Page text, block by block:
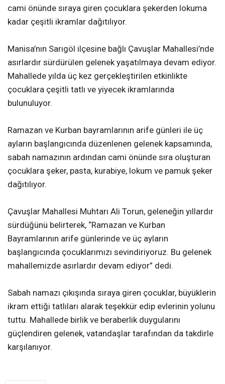
cami önünde sıraya giren çocuklara şekerden lokuma
kadar çeşitli ikramlar dağıtılıyor.
Manisa’nın Sarıgöl ilçesine bağlı Çavuşlar Mahallesi’nde
asırlardır sürdürülen gelenek yaşatılmaya devam ediyor.
Mahallede yılda üç kez gerçekleştirilen etkinlikte
çocuklara çeşitli tatlı ve yiyecek ikramlarında
bulunuluyor.
Ramazan ve Kurban bayramlarının arife günleri ile üç
ayların başlangıcında düzenlenen gelenek kapsamında,
sabah namazının ardından cami önünde sıra oluşturan
çocuklara şeker, pasta, kurabiye, lokum ve pamuk şeker
dağıtılıyor.
Çavuşlar Mahallesi Muhtarı Ali Torun, geleneğin yıllardır
sürdüğünü belirterek, “Ramazan ve Kurban
Bayramlarının arife günlerinde ve üç ayların
başlangıcında çocuklarımızı sevindiriyoruz. Bu gelenek
mahallemizde asırlardır devam ediyor” dedi.
Sabah namazı çıkışında sıraya giren çocuklar, büyüklerin
ikram ettiği tatlıları alarak teşekkür edip evlerinin yolunu
tuttu. Mahallede birlik ve beraberlik duygularını
güçlendiren gelenek, vatandaşlar tarafından da takdirle
karşılanıyor.